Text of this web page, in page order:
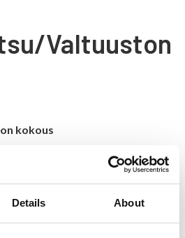
Details About
Valtuuston
kokous
11, 88400 Ristijärvi